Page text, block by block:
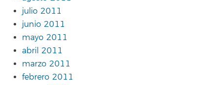
julio 2011
junio 2011
mayo 2011
abril 2011
marzo 2011
febrero 2011